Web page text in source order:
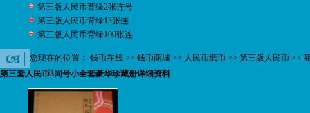
第三版人民币背绿2张连号
第三版人民币背绿13张连
第三版人民币背绿100张连
您现在的位置： 钱币在线 >> 钱币商城 >> 人民币纸币 >> 第三版人民币 >>
第三套人民币3同号小全套豪华珍藏册详细资料